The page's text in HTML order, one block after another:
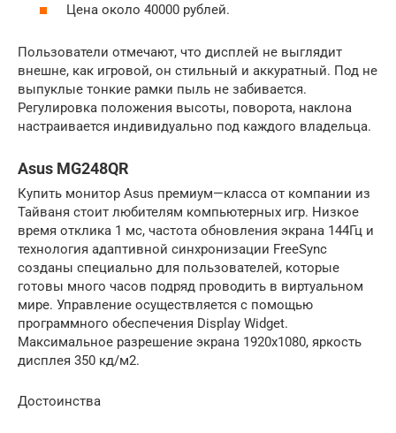
Цена около 40000 рублей.
Пользователи отмечают, что дисплей не выглядит
внешне, как игровой, он стильный и аккуратный. Под не
выпуклые тонкие рамки пыль не забивается.
Регулировка положения высоты, поворота, наклона
настраивается индивидуально под каждого владельца.
Asus MG248QR
Купить монитор Asus премиум—класса от компании из
Тайваня стоит любителям компьютерных игр. Низкое
время отклика 1 мс, частота обновления экрана 144Гц и
технология адаптивной синхронизации FreeSync
созданы специально для пользователей, которые
готовы много часов подряд проводить в виртуальном
мире. Управление осуществляется с помощью
программного обеспечения Display Widget.
Максимальное разрешение экрана 1920х1080, яркость
дисплея 350 кд/м2.
Достоинства